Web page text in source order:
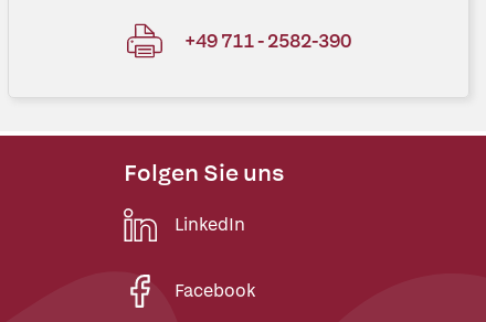
+49 711 - 2582-390
Folgen Sie uns
LinkedIn
Facebook